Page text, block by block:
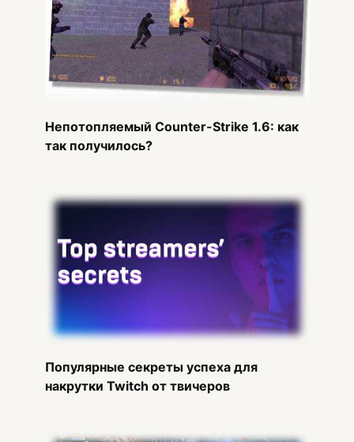
Непотопляемый Counter-Strike 1.6: как
так получилось?
Популярные секреты успеха для
накрутки Twitch от твичеров